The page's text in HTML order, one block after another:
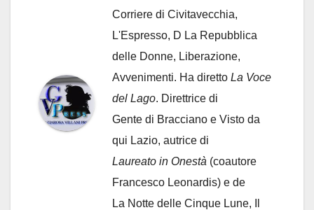
Corriere di Civitavecchia,
L'Espresso, D La Repubblica
delle Donne, Liberazione,
Avvenimenti. Ha diretto La Voce
del Lago. Direttrice di
Gente di Bracciano e Visto da
qui Lazio, autrice di
Laureato in Onestà (coautore
Francesco Leonardis) e de
La Notte delle Cinque Lune, Il